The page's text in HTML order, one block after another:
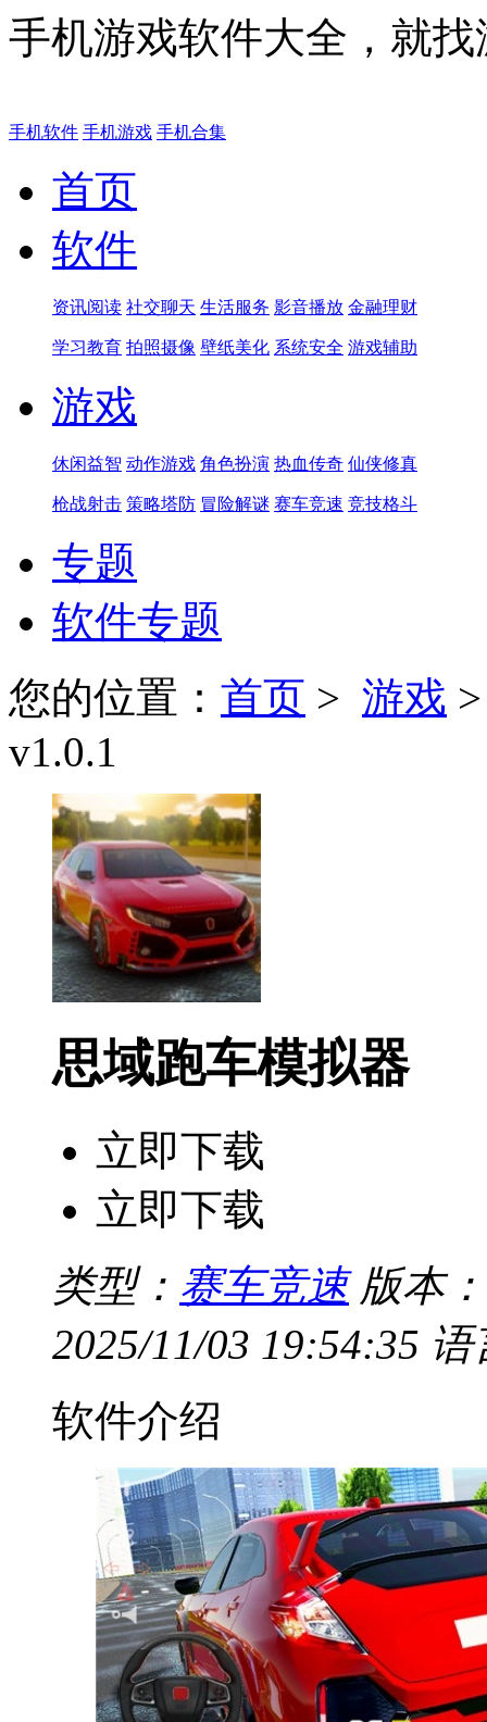
手机游戏软件大全，就
手机软件 手机游戏 手机合集
首页
软件
资讯阅读 社交聊天 生活服务 影音播放 金融理财
学习教育 拍照摄像 壁纸美化 系统安全 游戏辅助
游戏
休闲益智 动作游戏 角色扮演 热血传奇 仙侠修真
枪战射击 策略塔防 冒险解谜 赛车竞速 竞技格斗
专题
软件专题
您的位置： 首页 > 游戏
v1.0.1
思域跑车模拟器
立即下载
立即下载
类型： 赛车竞速 版本
2025/11/03 19:54:35 语
软件介绍